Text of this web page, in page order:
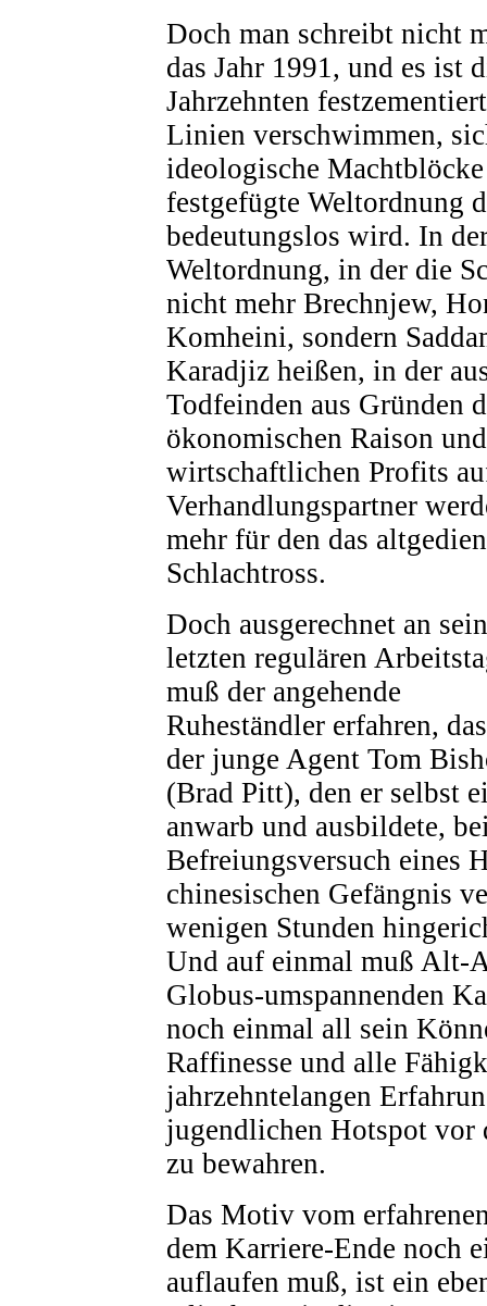
Doch man schreibt nicht
das Jahr 1991, und es ist
Jahrzehnten
Linien verschwimmen,
ideologische
festgefügte Weltordnung
bedeutungslos wird. In
Weltordnung, in der die
nicht mehr Brechnjew,
Komheini, sondern
Karadjiz heißen, in der
Todfeinden aus Gründen
ökonomischen Raison
wirtschaftlichen Profits
Verhandlungspartner
mehr für den das
Schlachtross.
Doch ausgerechnet an
letzten regulären
muß der angehende
Ruheständler erfahren,
der junge Agent Tom
(Brad Pitt), den er selbst
anwarb und ausbildete,
Befreiungsversuch eines
chinesischen Gefängnis
wenigen Stunden
Und auf einmal muß Alt-
Globus-umspannenden
noch einmal all sein
Raffinesse und alle
jahrzehntelangen
jugendlichen Hotspot vor
zu bewahren.
Das Motiv vom
dem Karriere-Ende noch
auflaufen muß, ist ein